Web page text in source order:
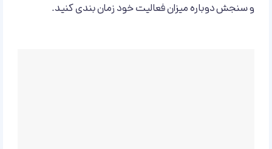
و سنجش دوباره میزان فعالیت خود زمان بندی کنید.